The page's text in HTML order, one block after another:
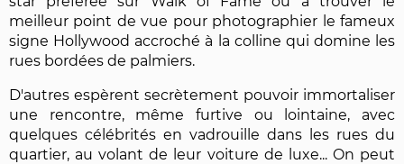
meilleur point de vue pour photographier le fameux
signe Hollywood accroché à la colline qui domine les
rues bordées de palmiers.
D'autres espèrent secrètement pouvoir immortaliser
une rencontre, même furtive ou lointaine, avec
quelques célébrités en vadrouille dans les rues du
quartier, au volant de leur voiture de luxe... On peut